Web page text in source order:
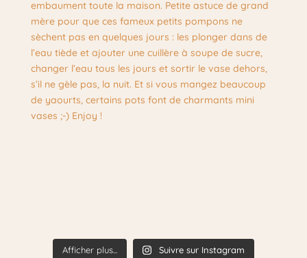
Afficher plus... Suivre sur Instagram